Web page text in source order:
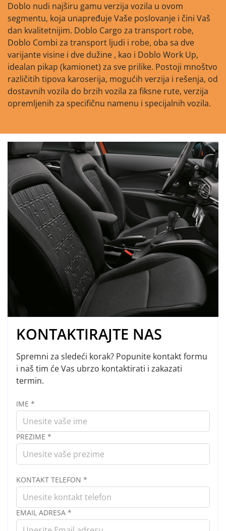
Doblo nudi najširu gamu verzija vozila u ovom
segmentu, koja unapređuje Vaše poslovanje i čini Vaš
dan kvalitetnijim. Doblo Cargo za transport robe,
Doblo Combi za transport ljudi i robe, oba sa dve
varijante visine i dve dužine , kao i Doblo Work Up,
idealan pikap (kamionet) za sve prilike. Postoji mnoštvo
različitih tipova karoserija, mogućih verzija i rešenja, od
dostavnih vozila do brzih vozila za fiksne rute, verzija
opremljenih za specifičnu namenu i specijalnih vozila.
KONTAKTIRAJTE NAS
Spremni za sledeći korak? Popunite kontakt formu
i naš tim će Vas ubrzo kontaktirati i zakazati
termin.
IME *
PREZIME *
KONTAKT TELEFON *
EMAIL ADRESA *